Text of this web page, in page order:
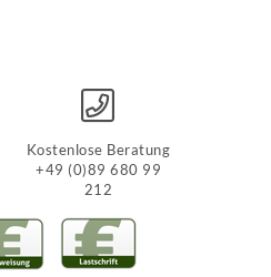
Kostenlose Beratung
+49 (0)89 680 99
212